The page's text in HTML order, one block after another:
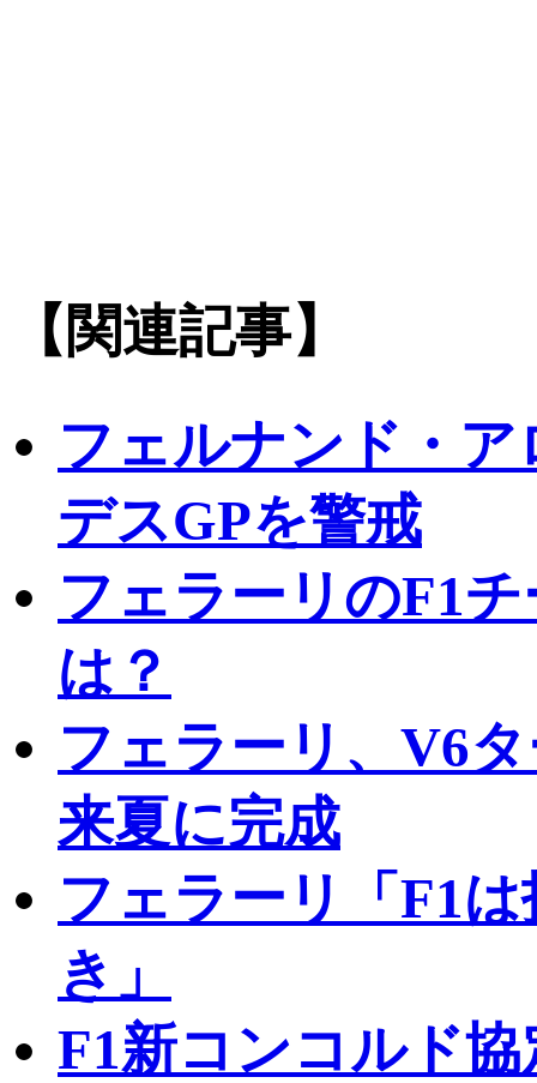
【関連記事】
フェルナンド・
デスGPを警戒
フェラーリのF1
は？
フェラーリ、V6
来夏に完成
フェラーリ「F1
き」
F1新コンコルド